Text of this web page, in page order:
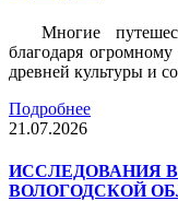
Многие
благодаря
древней культуры и
Подробнее
21.07.2026
ИССЛЕДОВАНИЯ
ВОЛОГОДСКОЙ